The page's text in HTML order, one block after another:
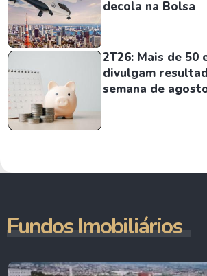
decola na Bolsa
2T26: Mais de 50
divulgam
semana de
Fundos Imobiliários